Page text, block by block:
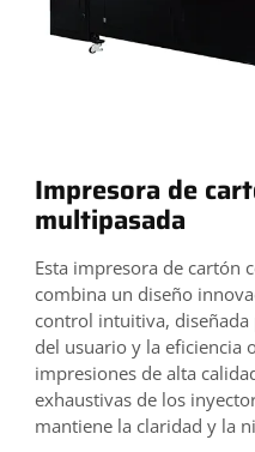
Impresora de
multipasada
Esta impresora de cartón
combina un diseño
control intuitiva,
del usuario y la eficiencia
impresiones de alta
exhaustivas de los
mantiene la claridad y la